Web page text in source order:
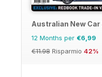
Australian New Car
12 Months per €6,99
€11.98 Risparmio 42%